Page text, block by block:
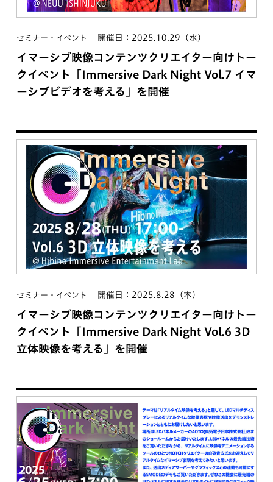
セミナー・イベント 開催日：2025.10.29（水）
イマーシブ映像コンテンツクリエイター向けトー
クイベント「Immersive Dark Night Vol.7 イマ
ーシブビデオを考える」を開催
セミナー・イベント 開催日：2025.8.28（木）
イマーシブ映像コンテンツクリエイター向けトー
クイベント「Immersive Dark Night Vol.6 3D
立体映像を考える」を開催